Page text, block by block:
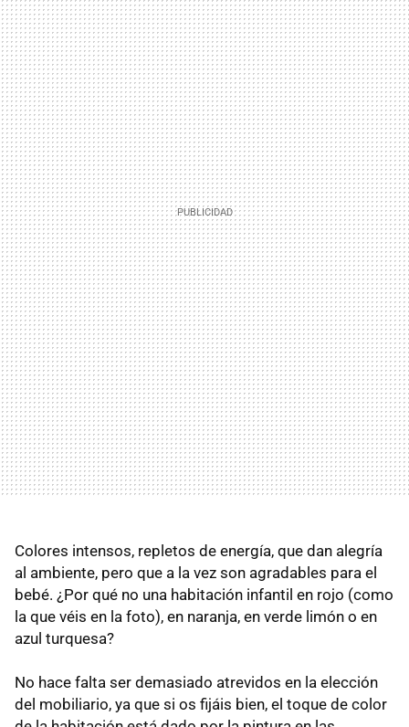
Colores intensos, repletos de energía, que dan alegría
al ambiente, pero que a la vez son agradables para el
bebé. ¿Por qué no una habitación infantil en rojo (como
la que véis en la foto), en naranja, en verde limón o en
azul turquesa?
No hace falta ser demasiado atrevidos en la elección
del mobiliario, ya que si os fijáis bien, el toque de color